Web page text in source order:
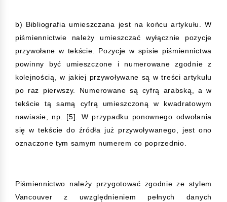
b) Bibliografia umieszczana jest na końcu artykułu. W
piśmiennictwie należy umieszczać wyłącznie pozycje
przywołane w tekście. Pozycje w spisie piśmiennictwa
powinny być umieszczone i numerowane zgodnie z
kolejnością, w jakiej przywoływane są w treści artykułu
po raz pierwszy. Numerowane są cyfrą arabską, a w
tekście tą samą cyfrą umieszczoną w kwadratowym
nawiasie, np. [5]. W przypadku ponownego odwołania
się w tekście do źródła już przywoływanego, jest ono
oznaczone tym samym numerem co poprzednio.
Piśmiennictwo należy przygotować zgodnie ze stylem
Vancouver z uwzględnieniem pełnych danych